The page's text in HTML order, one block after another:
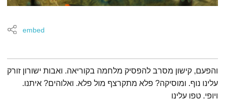
embed
תמצית הפודקאסט
‎והפעם, קישון מסרב להפסיק מלחמה בקוריאה. ואבות ישורון זורק
עלינו נוף. ומוסיקה? פלא מתקרצף מול פלא. ואלוהים? איתנו.
ויופי. טפו עלינו